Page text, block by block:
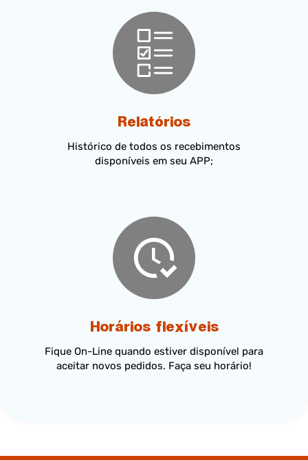
Relatórios
Histórico de todos os recebimentos
disponíveis em seu APP;
Horários flexíveis
Fique On-Line quando estiver disponível para
aceitar novos pedidos. Faça seu horário!